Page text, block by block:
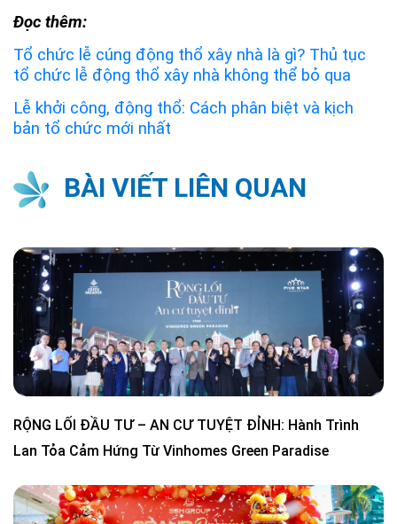
Đọc thêm:
Tổ chức lễ cúng động thổ xây nhà là gì? Thủ tục
tổ chức lễ động thổ xây nhà không thể bỏ qua
Lễ khởi công, động thổ: Cách phân biệt và kịch
bản tổ chức mới nhất
BÀI VIẾT LIÊN QUAN
RỘNG LỐI ĐẦU TƯ – AN CƯ TUYỆT ĐỈNH: Hành Trình
Lan Tỏa Cảm Hứng Từ Vinhomes Green Paradise